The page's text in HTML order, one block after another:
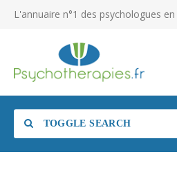
L'annuaire n°1 des psychologues
TOGGLE SEARCH